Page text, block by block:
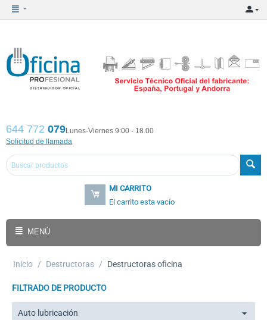
644 772 079Lunes-Viernes 9:00 - 18.00
Solicitud de llamada
MI CARRITO
El carrito esta vacío
MENÚ
Inicio / Destructoras / Destructoras oficina
FILTRADO DE PRODUCTO
Auto lubricación